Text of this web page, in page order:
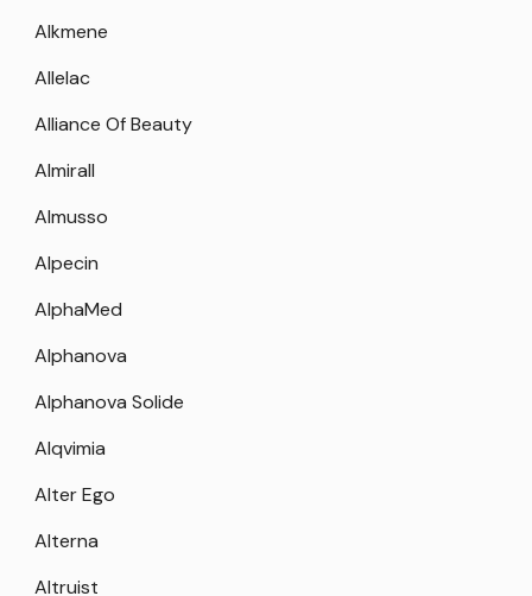
Alkmene
Allelac
Alliance Of Beauty
Almirall
Almusso
Alpecin
AlphaMed
Alphanova
Alphanova Solide
Alqvimia
Alter Ego
Alterna
Altruist